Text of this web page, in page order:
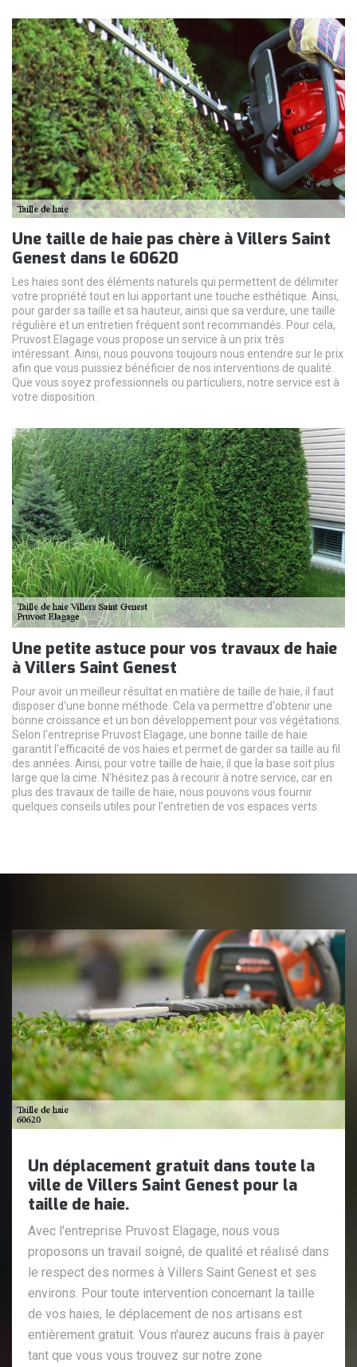
Une taille de haie pas chère à Villers Saint
Genest dans le 60620
Les haies sont des éléments naturels qui permettent de délimiter
votre propriété tout en lui apportant une touche esthétique. Ainsi,
pour garder sa taille et sa hauteur, ainsi que sa verdure, une taille
régulière et un entretien fréquent sont recommandés. Pour cela,
Pruvost Elagage vous propose un service à un prix très
intéressant. Ainsi, nous pouvons toujours nous entendre sur le prix
afin que vous puissiez bénéficier de nos interventions de qualité.
Que vous soyez professionnels ou particuliers, notre service est à
votre disposition.
Une petite astuce pour vos travaux de haie
à Villers Saint Genest
Pour avoir un meilleur résultat en matière de taille de haie, il faut
disposer d'une bonne méthode. Cela va permettre d'obtenir une
bonne croissance et un bon développement pour vos végétations.
Selon l'entreprise Pruvost Elagage, une bonne taille de haie
garantit l'efficacité de vos haies et permet de garder sa taille au fil
des années. Ainsi, pour votre taille de haie, il que la base soit plus
large que la cime. N'hésitez pas à recourir à notre service, car en
plus des travaux de taille de haie, nous pouvons vous fournir
quelques conseils utiles pour l'entretien de vos espaces verts.
Un déplacement gratuit dans toute la
ville de Villers Saint Genest pour la
taille de haie.
Avec l'entreprise Pruvost Elagage, nous vous
proposons un travail soigné, de qualité et réalisé dans
le respect des normes à Villers Saint Genest et ses
environs. Pour toute intervention concernant la taille
de vos haies, le déplacement de nos artisans est
entièrement gratuit. Vous n'aurez aucuns frais à payer
tant que vous vous trouvez sur notre zone